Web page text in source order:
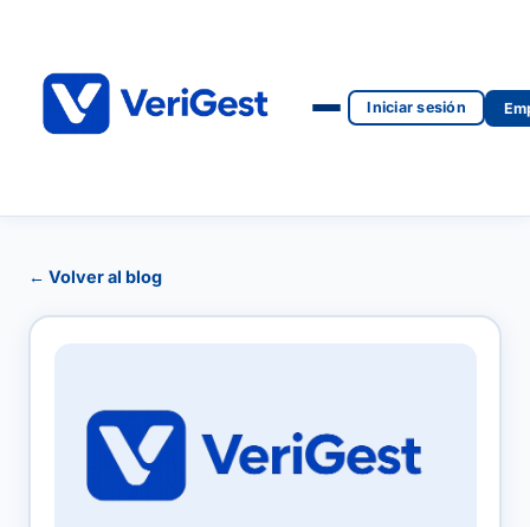
Iniciar sesión
← Volver al blog